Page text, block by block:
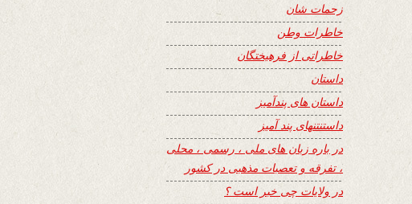
زحمات شان
خاطرات وطن
خاطراتی از فرهیختگان
داستان
داستان های پندآمیز
داستنتنهای پند آمیز
در باره زبان های ملی ، رسمی ، محلی
، تفرقه و تعصبات مذهبی در کشور
در ولایات چی خبر است ؟